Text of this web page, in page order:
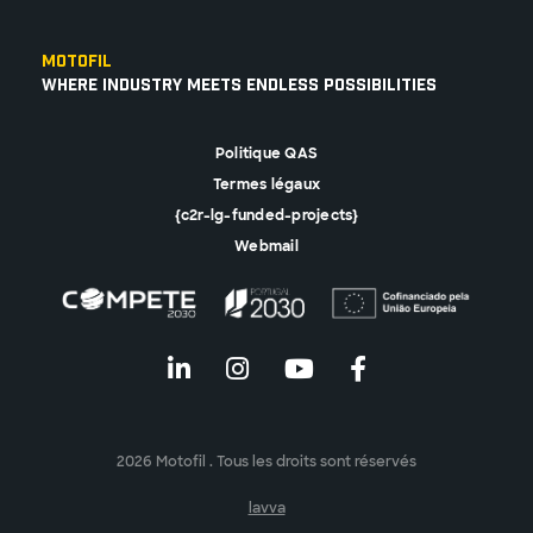
Motofil
Where Industry Meets Endless Possibilities
Politique QAS
Termes légaux
{c2r-lg-funded-projects}
Webmail
2026 Motofil . Tous les droits sont réservés
lavva